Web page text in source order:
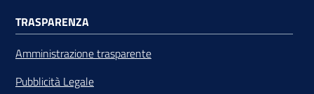
TRASPARENZA
Amministrazione trasparente
Pubblicità Legale